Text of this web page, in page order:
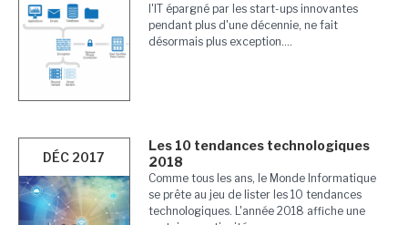
l'IT épargné par les start-ups innovantes
pendant plus d'une décennie, ne fait
désormais plus exception....
DÉC 2017
Les 10 tendances technologiques
2018
Comme tous les ans, le Monde Informatique
se prête au jeu de lister les 10 tendances
technologiques. L'année 2018 affiche une